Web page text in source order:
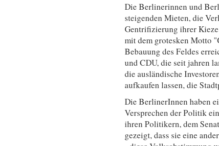
Die Berlinerinnen und
steigenden Mieten, die
Gentrifizierung ihrer
mit dem grotesken Motto
Bebauung des Feldes
und CDU, die seit jahren
die ausländische
aufkaufen lassen, die
Die BerlinerInnen haben
Versprechen der Politik
ihren Politikern, dem
gezeigt, dass sie eine